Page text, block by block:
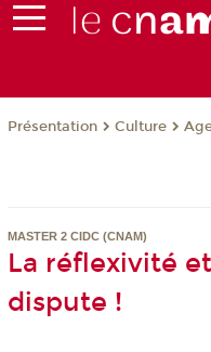
Présentation Culture
MASTER 2 CIDC (CNAM)
La réflexivité
dispute !